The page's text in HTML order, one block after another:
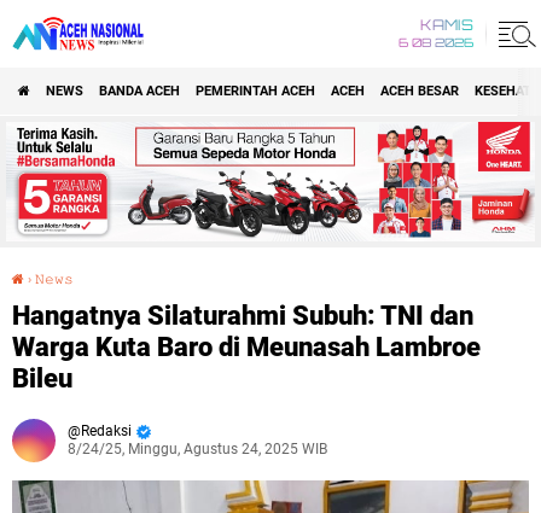
KAMIS
6 08 2026
NEWS BANDA ACEH PEMERINTAH ACEH ACEH ACEH BESAR
› 𝙽𝚎𝚠𝚜
Hangatnya Silaturahmi Subuh: TNI dan
Warga Kuta Baro di Meunasah Lambroe
Bileu
Redaksi
8/24/25, Minggu, Agustus 24, 2025 WIB